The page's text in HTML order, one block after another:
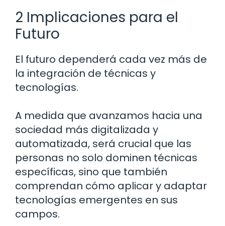
2 Implicaciones para el
Futuro
El futuro dependerá cada vez más de
la integración de técnicas y
tecnologías.
A medida que avanzamos hacia una
sociedad más digitalizada y
automatizada, será crucial que las
personas no solo dominen técnicas
específicas, sino que también
comprendan cómo aplicar y adaptar
tecnologías emergentes en sus
campos.